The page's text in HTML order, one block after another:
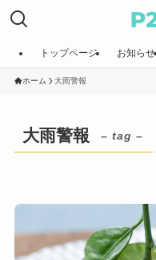
トップページ お知らせ
ホーム 大雨警報
大雨警報 – tag –